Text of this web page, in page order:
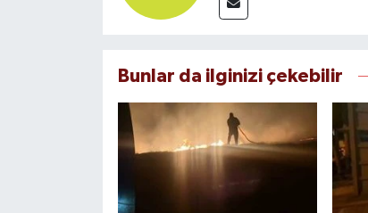
Bunlar da ilginizi çekebilir